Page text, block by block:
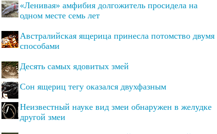
«Ленивая» амфибия долгожитель просидела на
одном месте семь лет
Австралийская ящерица принесла потомство двумя
способами
Десять самых ядовитых змей
Сон ящериц тегу оказался двухфазным
Неизвестный науке вид змеи обнаружен в желудке
другой змеи